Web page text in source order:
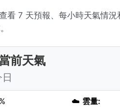
7 天預報、每小時天氣情
前天氣
☁️ 雲量: